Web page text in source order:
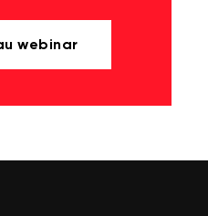
webinar